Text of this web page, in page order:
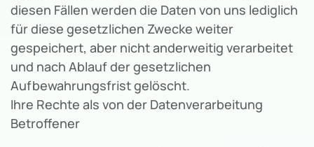
diesen Fällen werden die Daten von uns lediglich
für diese gesetzlichen Zwecke weiter
gespeichert, aber nicht anderweitig verarbeitet
und nach Ablauf der gesetzlichen
Aufbewahrungsfrist gelöscht.
Ihre Rechte als von der Datenverarbeitung
Betroffener